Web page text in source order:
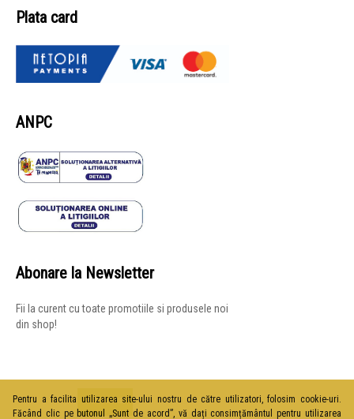
Pentru a facilita utilizarea site-ului nostru de către utilizatori, folosim cookie-uri.
Făcând clic pe butonul „Sunt de acord”, vă dați consimțământul pentru utilizarea
Plata card
ANPC
Abonare la Newsletter
Fii la curent cu toate promotiile si produsele noi
din shop!